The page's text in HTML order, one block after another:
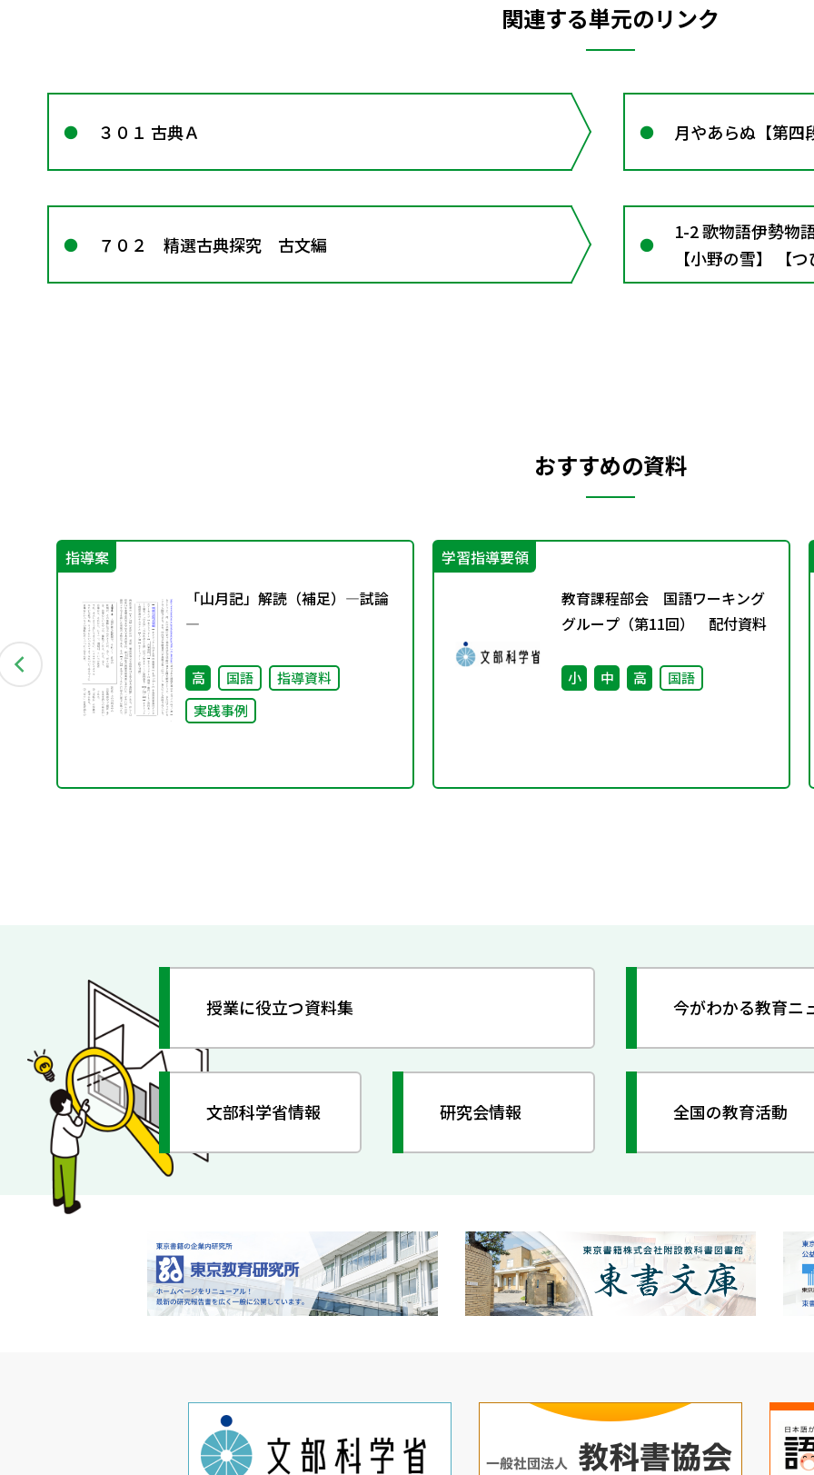
関連する単元のリンク
３０１ 古典Ａ 月やあらぬ【第四
７０２ 精選古典探究 古文編
1-2 歌物語伊勢物
【小野の雪】 【つ
おすすめの資料
指導案
「山月記」解読（補足）―試論
―
高 国語
指導資料
実践事例
学習指導要領
教育課程部会 国語ワーキング
グループ（第11回） 配付資料
小 中 高 国語
授業に役立つ資料集 今がわかる教育ニ
文部科学省情報 研究会情報 全国の教育活動